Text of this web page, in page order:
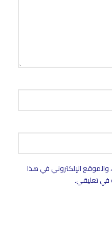
والموقع الإلكتروني في هذا
في تعليقي.